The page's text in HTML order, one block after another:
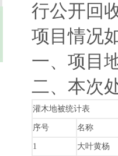
行公开回
项目情况
一、项目
二、本次
灌木地被统计表
序号 名称
1 大叶黄杨